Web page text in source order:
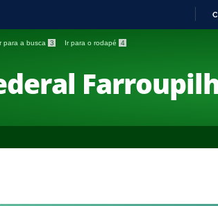
para a busca 3 Ir para o rodapé 4